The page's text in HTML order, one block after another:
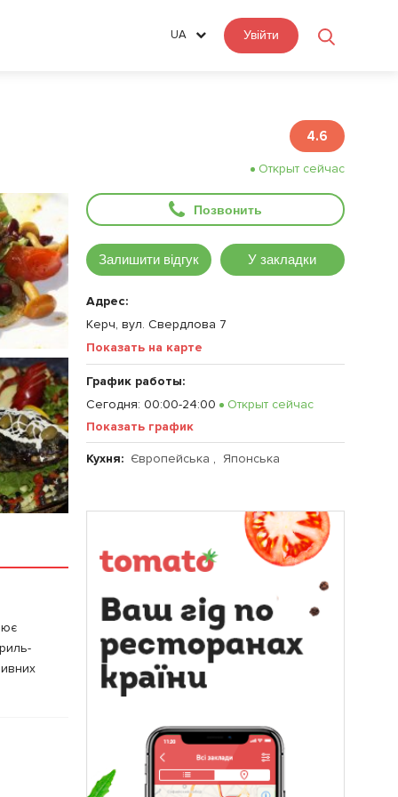
UA Увійти
4.6
Открыт сейчас
Позвонить
Залишити відгук У закладки
Адрес:
Керч, вул. Свердлова 7
Показать на карте
График работы:
Сегодня: 00:00-24:00
Открыт сейчас
Показать график
Кухня: Європейська , Японська